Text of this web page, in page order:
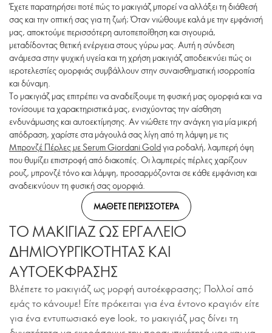
Έχετε παρατηρήσει ποτέ πώς το μακιγιάζ μπορεί να αλλάξει τη διάθεσή
σας και την οπτική σας για τη ζωή; Όταν νιώθουμε καλά με την εμφάνισή
μας, αποκτούμε περισσότερη αυτοπεποίθηση και σιγουριά,
μεταδίδοντας θετική ενέργεια στους γύρω μας. Αυτή η σύνδεση
ανάμεσα στην ψυχική υγεία και τη χρήση μακιγιάζ αποδεικνύει πώς οι
ιεροτελεστίες ομορφιάς συμβάλλουν στην συναισθηματική ισορροπία
και δύναμη.
Το μακιγιάζ μας επιτρέπει να αναδείξουμε τη φυσική μας ομορφιά και να
τονίσουμε τα χαρακτηριστικά μας, ενισχύοντας την αίσθηση
ενδυνάμωσης και αυτοεκτίμησης. Αν νιώθετε την ανάγκη για μία μικρή
απόδραση, χαρίστε στα μάγουλά σας λίγη από τη λάμψη με τις
Μπρονζέ Πέρλες με Serum Giordani Goldγια ροδαλή, λαμπερή όψη
που θυμίζει επιστροφή από διακοπές. Οι λαμπερές πέρλες χαρίζουν
ρουζ, μπρονζέ τόνο και λάμψη, προσαρμόζονται σε κάθε εμφάνιση και
αναδεικνύουν τη φυσική σας ομορφιά.
ΜΑΘΕΤΕ ΠΕΡΙΣΣΟΤΕΡΑ
ΤΟ ΜΑΚΙΓΙΑΖ ΩΣ ΕΡΓΑΛΕΙΟ
ΔΗΜΙΟΥΡΓΙΚΟΤΗΤΑΣ ΚΑΙ
ΑΥΤΟΕΚΦΡΑΣΗΣ
Βλέπετε το μακιγιάζ ως μορφή αυτοέκφρασης; Πολλοί από
εμάς το κάνουμε! Είτε πρόκειται για ένα έντονο κραγιόν είτε
για ένα εντυπωσιακό eye look, το μακιγιάζ μας δίνει τη